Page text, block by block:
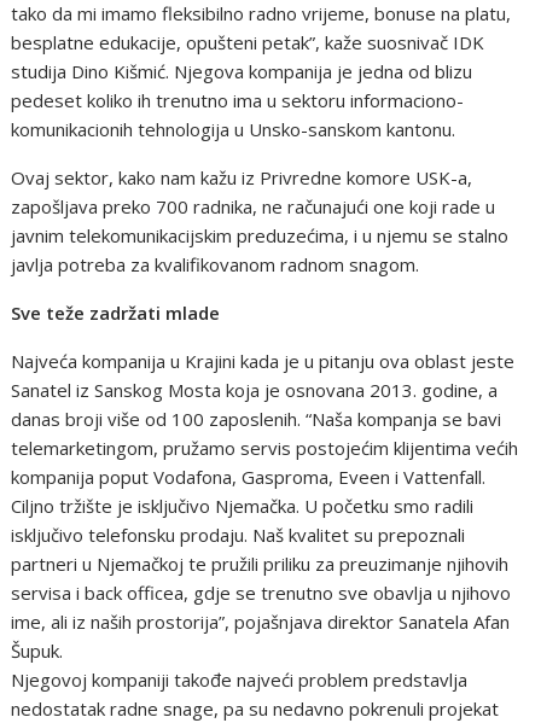
tako da mi imamo fleksibilno radno vrijeme, bonuse na platu,
besplatne edukacije, opušteni petak”, kaže suosnivač IDK
studija Dino Kišmić. Njegova kompanija je jedna od blizu
pedeset koliko ih trenutno ima u sektoru informaciono-
komunikacionih tehnologija u Unsko-sanskom kantonu.
Ovaj sektor, kako nam kažu iz Privredne komore USK-a,
zapošljava preko 700 radnika, ne računajući one koji rade u
javnim telekomunikacijskim preduzećima, i u njemu se stalno
javlja potreba za kvalifikovanom radnom snagom.
Sve teže zadržati mlade
Najveća kompanija u Krajini kada je u pitanju ova oblast jeste
Sanatel iz Sanskog Mosta koja je osnovana 2013. godine, a
danas broji više od 100 zaposlenih. “Naša kompanja se bavi
telemarketingom, pružamo servis postojećim klijentima većih
kompanija poput Vodafona, Gasproma, Eveen i Vattenfall.
Ciljno tržište je isključivo Njemačka. U početku smo radili
isključivo telefonsku prodaju. Naš kvalitet su prepoznali
partneri u Njemačkoj te pružili priliku za preuzimanje njihovih
servisa i back officea, gdje se trenutno sve obavlja u njihovo
ime, ali iz naših prostorija”, pojašnjava direktor Sanatela Afan
Šupuk.
Njegovoj kompaniji takođe najveći problem predstavlja
nedostatak radne snage, pa su nedavno pokrenuli projekat